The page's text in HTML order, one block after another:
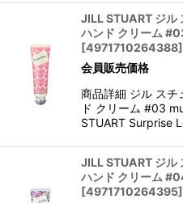
JILL STUART ジル
ハンド クリーム
[4971710264388]
会員販売価格
商品詳細 ジル スチ
ド クリーム #03
STUART Surprise
JILL STUART ジル
ハンド クリーム
[4971710264395]